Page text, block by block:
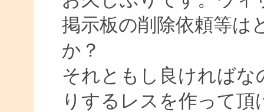
掲示板の削除依頼等は
か？
それともし良ければな
りするレスを作って